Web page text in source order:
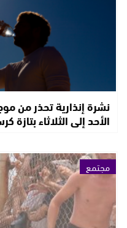
الأحد إلى الثلاثاء
مجتمع